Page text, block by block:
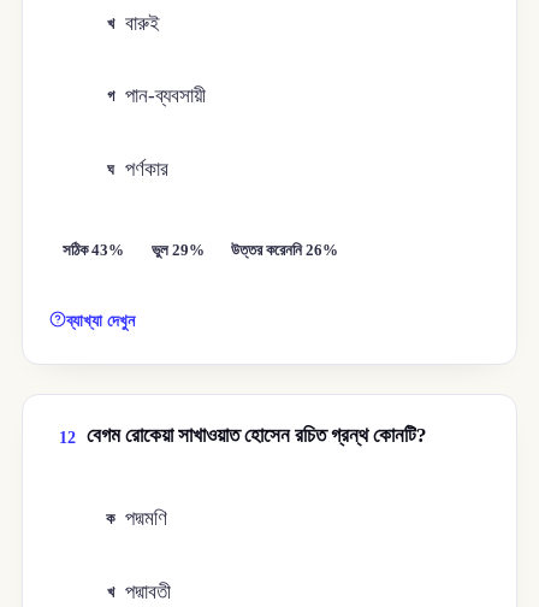
খ বারুই
গ পান-ব্যবসায়ী
ঘ পর্ণকার
সঠিক 43% ভুল 29% উত্তর করেননি 26%
ব্যাখ্যা দেখুন
12 বেগম রোকেয়া সাখাওয়াত হোসেন রচিত গ্রন্থ কোনটি?
ক পদ্মমণি
খ পদ্মাবতী